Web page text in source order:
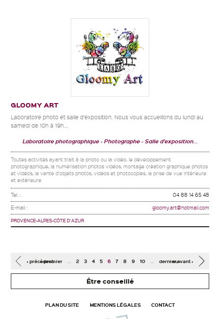
GLOOMY ART
Laboratoire photo et salle d’exposition. Nous vous accueillons du lundi au
samedi de 10h à 19h...
Laboratoire photographique Photographe Salle d'exposition...
Toutes activités ayant trait à la photo ou la vidéo, le développement
photographique, la numérisation photos vidéos, montage création graphique photos
et vidéos, la vente d'objets photos, vidéos et photocopies, la prise de vue intérieure
et extérieure
Tel. : 04 88 14 65 48
E-mail : gloomy.art@hotmail.com
PROVENCE-ALPES-CÔTE D'AZUR
Pages
« premier
‹ précédent … 2 3 4 5 6 7 8 9 10 … suivant ›
dernier »
Être conseillé
PLAN DU SITE MENTIONS LÉGALES CONTACT